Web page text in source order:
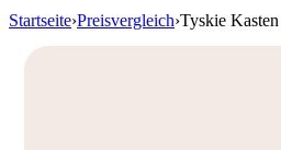
Startseite›Preisvergleich›Tyskie Kasten